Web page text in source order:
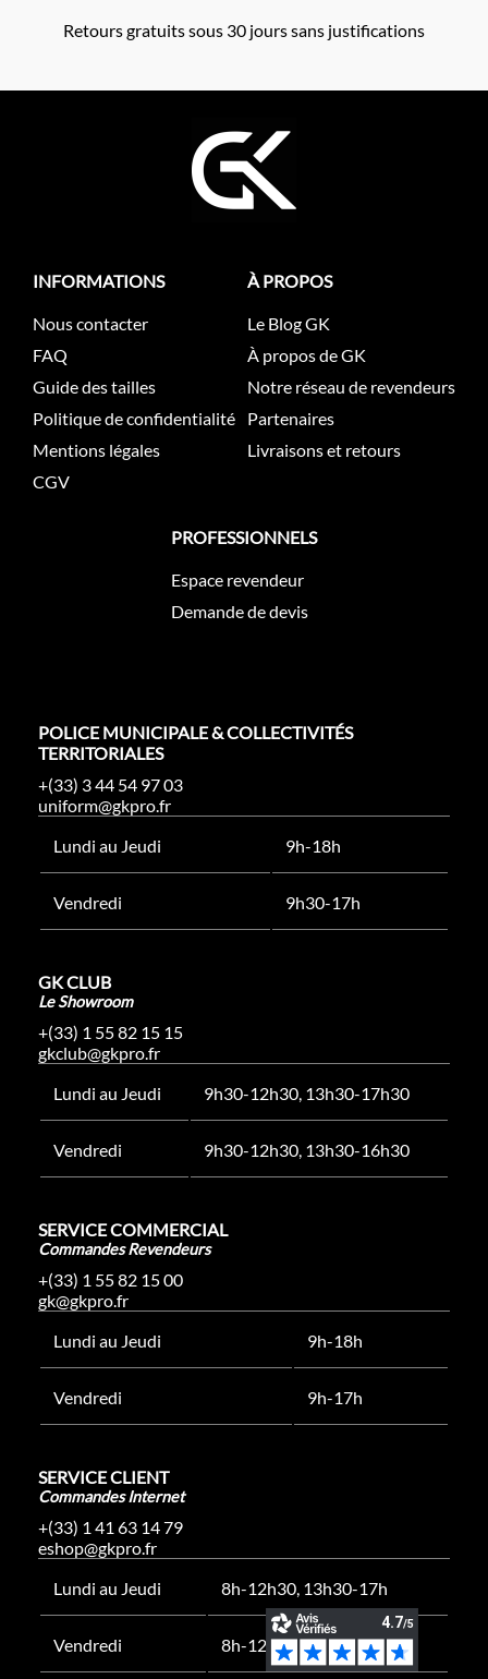
Retours gratuits sous 30 jours sans justifications
INFORMATIONS
Nous contacter
FAQ
Guide des tailles
Politique de confidentialité
Mentions légales
CGV
À PROPOS
Le Blog GK
À propos de GK
Notre réseau de revendeurs
Partenaires
Livraisons et retours
PROFESSIONNELS
Espace revendeur
Demande de devis
POLICE MUNICIPALE & COLLECTIVITÉS
TERRITORIALES
+(33) 3 44 54 97 03
uniform@gkpro.fr
Lundi au Jeudi
9h-18h
Vendredi 9h30-17h
GK CLUB
Le Showroom
+(33) 1 55 82 15 15
gkclub@gkpro.fr
Lundi au Jeudi
9h30-12h30, 13h30-17h30
Vendredi 9h30-12h30, 13h30-16h30
SERVICE COMMERCIAL
Commandes Revendeurs
+(33) 1 55 82 15 00
gk@gkpro.fr
Lundi au Jeudi
9h-18h
Vendredi 9h-17h
SERVICE CLIENT
Commandes Internet
+(33) 1 41 63 14 79
eshop@gkpro.fr
Lundi au Jeudi
8h-12h30, 13h30-17h
Vendredi 8h-12h30, 13h30-16h